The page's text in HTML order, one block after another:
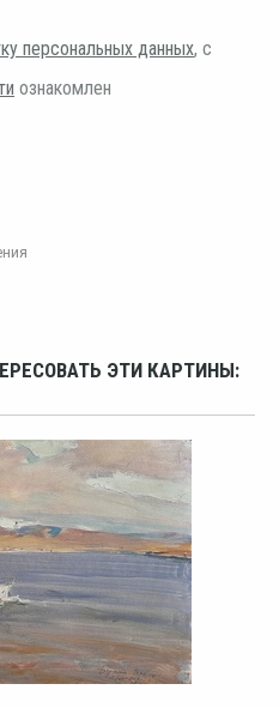
персональных данных, с
ознакомлен
ЭТИ КАРТИНЫ: